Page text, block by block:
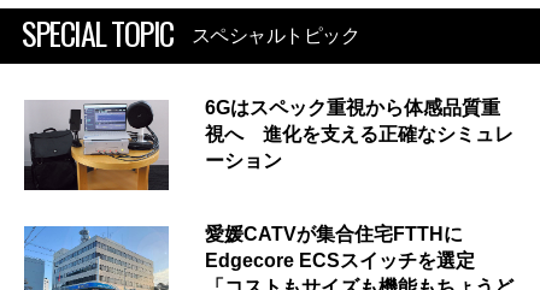
SPECIAL TOPIC スペシャルトピック
6Gはスペック重視から体感品質重
視へ 進化を支える正確なシミュレ
ーション
愛媛CATVが集合住宅FTTHに
Edgecore ECSスイッチを選定